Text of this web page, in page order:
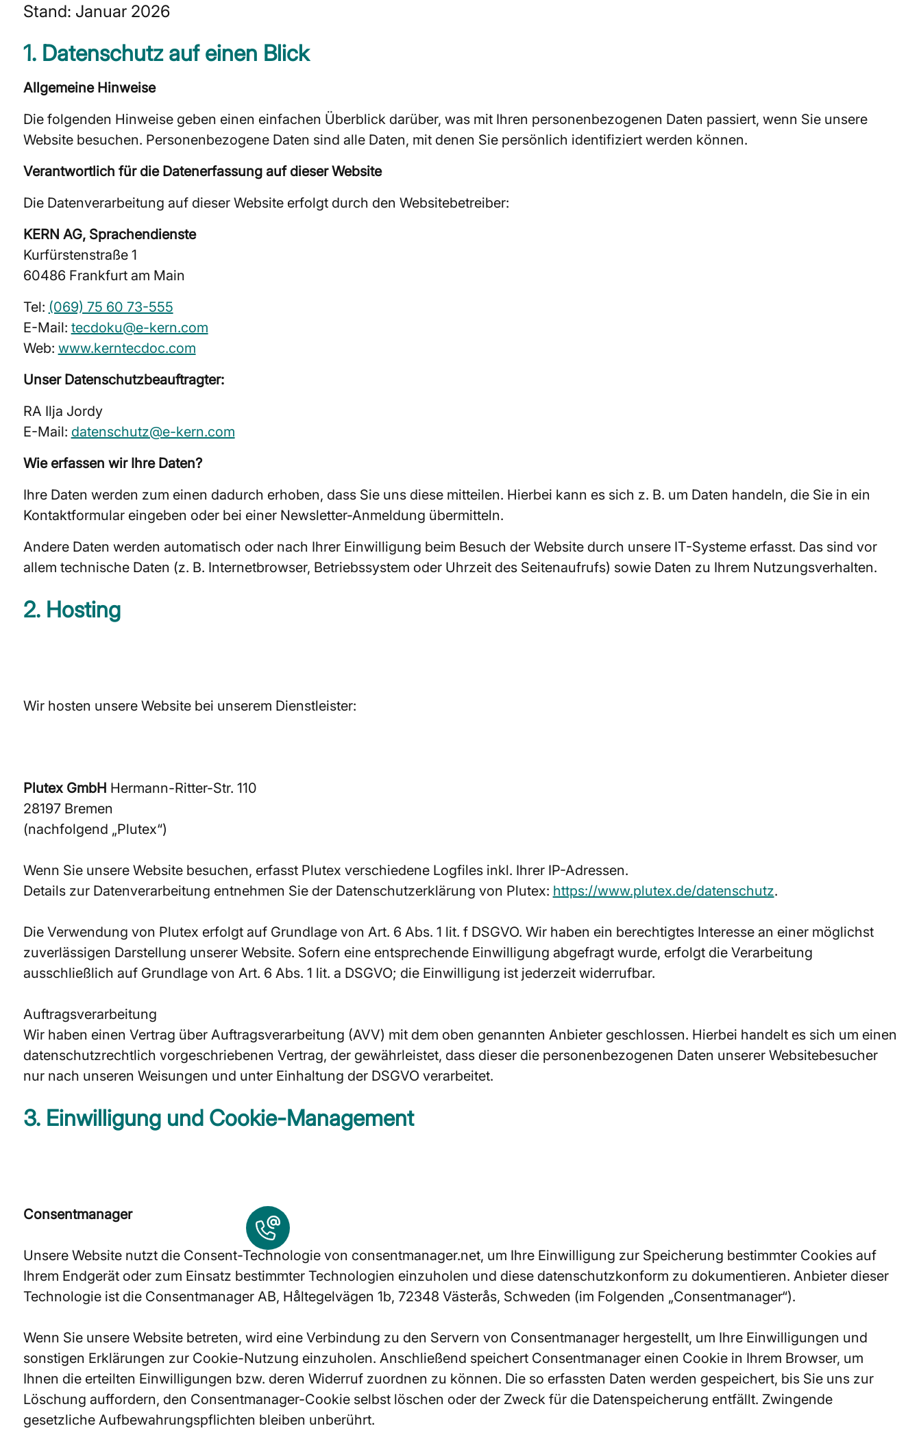
Stand: Januar 2026
1. Datenschutz auf einen Blick
Allgemeine Hinweise
Die folgenden Hinweise geben einen einfachen Überblick darüber, was mit Ihren personenbezogenen Daten passiert, wenn Sie unsere
Website besuchen. Personenbezogene Daten sind alle Daten, mit denen Sie persönlich identifiziert werden können.
Verantwortlich für die Datenerfassung auf dieser Website
Die Datenverarbeitung auf dieser Website erfolgt durch den Websitebetreiber:
KERN AG, Sprachendienste
Kurfürstenstraße 1
60486 Frankfurt am Main
Tel: (069) 75 60 73-555
E-Mail: tecdoku@e-kern.com
Web: www.kerntecdoc.com
Unser Datenschutzbeauftragter:
RA Ilja Jordy
E-Mail: datenschutz@e-kern.com
Wie erfassen wir Ihre Daten?
Ihre Daten werden zum einen dadurch erhoben, dass Sie uns diese mitteilen. Hierbei kann es sich z. B. um Daten handeln, die Sie in ein
Kontaktformular eingeben oder bei einer Newsletter-Anmeldung übermitteln.
Andere Daten werden automatisch oder nach Ihrer Einwilligung beim Besuch der Website durch unsere IT-Systeme erfasst. Das sind vor
allem technische Daten (z. B. Internetbrowser, Betriebssystem oder Uhrzeit des Seitenaufrufs) sowie Daten zu Ihrem Nutzungsverhalten.
2. Hosting
Wir hosten unsere Website bei unserem Dienstleister:
Plutex GmbH Hermann-Ritter-Str. 110
28197 Bremen
(nachfolgend „Plutex“)
Wenn Sie unsere Website besuchen, erfasst Plutex verschiedene Logfiles inkl. Ihrer IP-Adressen.
Details zur Datenverarbeitung entnehmen Sie der Datenschutzerklärung von Plutex: https://www.plutex.de/datenschutz.
Die Verwendung von Plutex erfolgt auf Grundlage von Art. 6 Abs. 1 lit. f DSGVO. Wir haben ein berechtigtes Interesse an einer möglichst
zuverlässigen Darstellung unserer Website. Sofern eine entsprechende Einwilligung abgefragt wurde, erfolgt die Verarbeitung
ausschließlich auf Grundlage von Art. 6 Abs. 1 lit. a DSGVO; die Einwilligung ist jederzeit widerrufbar.
Auftragsverarbeitung
Wir haben einen Vertrag über Auftragsverarbeitung (AVV) mit dem oben genannten Anbieter geschlossen. Hierbei handelt es sich um einen
datenschutzrechtlich vorgeschriebenen Vertrag, der gewährleistet, dass dieser die personenbezogenen Daten unserer Websitebesucher
nur nach unseren Weisungen und unter Einhaltung der DSGVO verarbeitet.
3. Einwilligung und Cookie-Management
Consentmanager
Unsere Website nutzt die Consent-Technologie von consentmanager.net, um Ihre Einwilligung zur Speicherung bestimmter Cookies auf
Ihrem Endgerät oder zum Einsatz bestimmter Technologien einzuholen und diese datenschutzkonform zu dokumentieren. Anbieter dieser
Technologie ist die Consentmanager AB, Håltegelvägen 1b, 72348 Västerås, Schweden (im Folgenden „Consentmanager“).
Wenn Sie unsere Website betreten, wird eine Verbindung zu den Servern von Consentmanager hergestellt, um Ihre Einwilligungen und
sonstigen Erklärungen zur Cookie-Nutzung einzuholen. Anschließend speichert Consentmanager einen Cookie in Ihrem Browser, um
Ihnen die erteilten Einwilligungen bzw. deren Widerruf zuordnen zu können. Die so erfassten Daten werden gespeichert, bis Sie uns zur
Löschung auffordern, den Consentmanager-Cookie selbst löschen oder der Zweck für die Datenspeicherung entfällt. Zwingende
gesetzliche Aufbewahrungspflichten bleiben unberührt.